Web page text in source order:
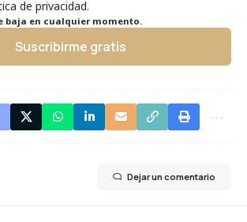
de privacidad.
baja en cualquier momento.
Suscribirme gratis
Dejar un comentario